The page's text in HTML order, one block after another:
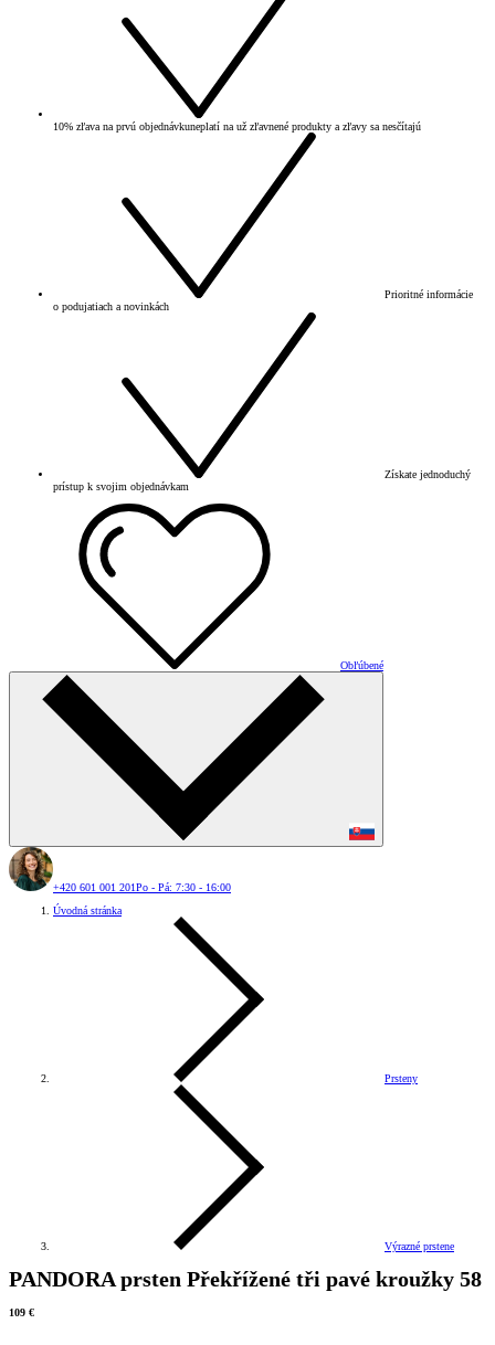
10% zľava na prvú objednávkuneplatí na už zľavnené produkty a zľavy sa nesčítajú
Prioritné informácie
o podujatiach a novinkách
Získate jednoduchý
prístup k svojim objednávkam
Obľúbené
+420 601 001 201Po - Pá: 7:30 - 16:00
Úvodná stránka
Prsteny
Výrazné prstene
PANDORA prsten Překřížené tři pavé kroužky 58
109 €